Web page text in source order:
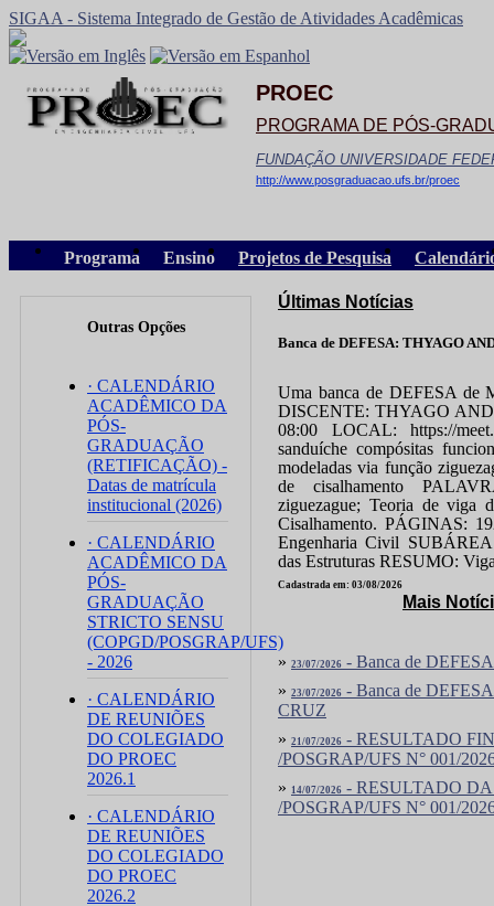
SIGAA - Sistema Integrado de Gestão de Atividades Acadêmicas
PROEC
PROGRAMA DE PÓS-
FUNDAÇÃO UNIVERSIDADE
http://www.posgraduacao.ufs.br/proec
Programa Ensino Projetos de Pesquisa
Outras Opções
· CALENDÁRIO
ACADÊMICO DA
PÓS-
GRADUAÇÃO
(RETIFICAÇÃO) -
Datas de matrícula
institucional (2026)
· CALENDÁRIO
ACADÊMICO DA
PÓS-
GRADUAÇÃO
STRICTO SENSU
(COPGD/POSGRAP/UFS)
- 2026
· CALENDÁRIO
DE REUNIÕES
DO COLEGIADO
DO PROEC
2026.1
· CALENDÁRIO
DE REUNIÕES
DO COLEGIADO
DO PROEC
2026.2
Últimas Notícias
Banca de DEFESA: THYAGO
Uma banca de DEFESA de
DISCENTE: THYAGO
08:00 LOCAL: https://
sanduíche compósitas
modeladas via função
de cisalhamento
ziguezague; Teoria de viga
Cisalhamento. PÁGINAS:
Engenharia Civil
das Estruturas RESUMO:
Cadastrada em: 03/08/2026
Mais
» 23/07/2026 - Banca de
» 23/07/2026 - Banca de
CRUZ
» 21/07/2026 - RESULTADO
/POSGRAP/UFS N° 001/
» 14/07/2026 - RESULTADO
/POSGRAP/UFS N° 001/